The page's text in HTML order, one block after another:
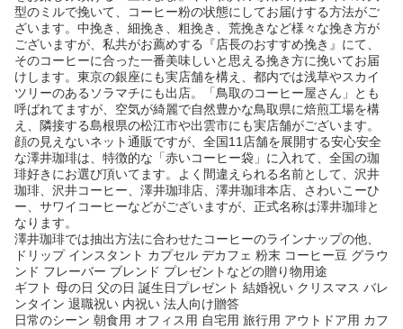
型のミルで挽いて、コーヒー粉の状態にしてお届けする方法がご
ざいます。中挽き、細挽き、粗挽き、荒挽きなど様々な挽き方が
ございますが、私共がお薦めする『店長のおすすめ挽き』にて、
そのコーヒーに合った一番美味しいと思える挽き方に挽いてお届
けします。東京の銀座にも実店舗を構え、都内では浅草やスカイ
ツリーのあるソラマチにも出店。「鳥取のコーヒー屋さん」とも
呼ばれてますが、空気が綺麗で自然豊かな鳥取県に焙煎工場を構
え、隣接する島根県の松江市や出雲市にも実店舗がございます。
顔の見えないネット通販ですが、全国11店舗を展開する安心安全
な澤井珈琲は、特徴的な「赤いコーヒー袋」に入れて、全国の珈
琲好きにお選び頂いてます。よく間違えられる名前として、沢井
珈琲、沢井コーヒー、澤井珈琲店、澤井珈琲本店、さわいこーひ
ー、サワイコーヒーなどがございますが、正式名称は澤井珈琲と
なります。
澤井珈琲では抽出方法に合わせたコーヒーのラインナップの他、
ドリップ インスタント カプセル デカフェ 粉末 コーヒー豆 グラウ
ンド フレーバー ブレンド プレゼントなどの贈り物用途
ギフト 母の日 父の日 誕生日プレゼント 結婚祝い クリスマス バレ
ンタイン 退職祝い 内祝い 法人向け贈答
日常のシーン 朝食用 オフィス用 自宅用 旅行用 アウトドア用 カフ